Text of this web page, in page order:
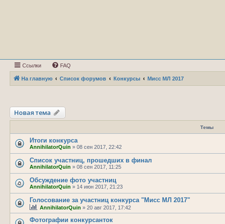
Ссылки FAQ
На главную Список форумов Конкурсы Мисс МЛ 2017
Новая тема
Темы
Итоги конкурса
AnnihilatorQuin » 08 сен 2017, 22:42
Список участниц, прошедших в финал
AnnihilatorQuin » 08 сен 2017, 11:25
Обсуждение фото участниц
AnnihilatorQuin » 14 июн 2017, 21:23
Голосование за участниц конкурса "Мисс МЛ 2017"
AnnihilatorQuin » 20 авг 2017, 17:42
Фотографии конкурсанток